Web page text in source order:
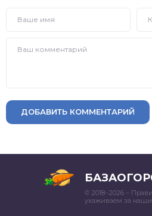
ДОБАВИТЬ КОММЕНТАРИЙ
© 2018–2026 –
ухаживаем за